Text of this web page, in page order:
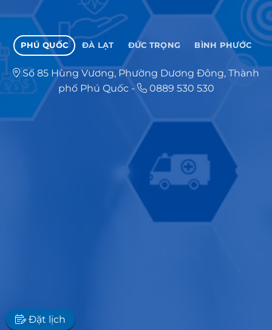
PHÚ QUỐC ĐÀ LẠT ĐỨC TRỌNG BÌNH PHƯỚC
Số 85 Hùng Vương, Phường Dương Đông, Thành
phố Phú Quốc- 0889 530 530
Đặt lịch